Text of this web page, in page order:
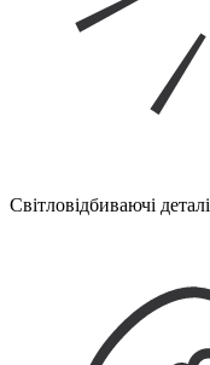
Світловідбиваючі деталі